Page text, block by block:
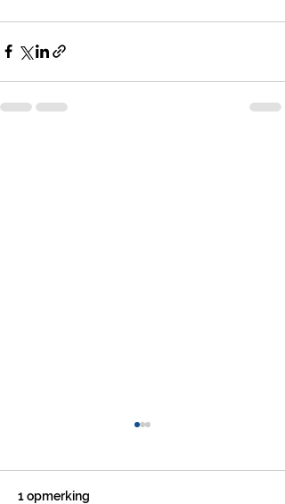
1 opmerking